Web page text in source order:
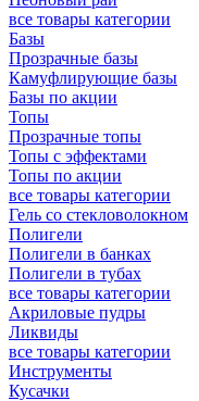
все товары категории
Базы
Прозрачные базы
Камуфлирующие базы
Базы по акции
Топы
Прозрачные топы
Топы с эффектами
Топы по акции
все товары категории
Гель со стекловолокном
Полигели
Полигели в банках
Полигели в тубах
все товары категории
Акриловые пудры
Ликвиды
все товары категории
Инструменты
Кусачки